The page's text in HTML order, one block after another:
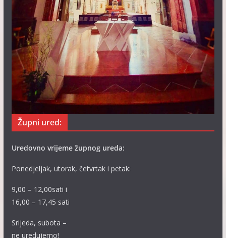
Župni ured:
Uredovno vrijeme župnog ureda:
Ponedjeljak, utorak, četvrtak i petak:
9,00 – 12,00sati i
16,00 – 17,45 sati
Srijeda, subota –
ne uredujemo!